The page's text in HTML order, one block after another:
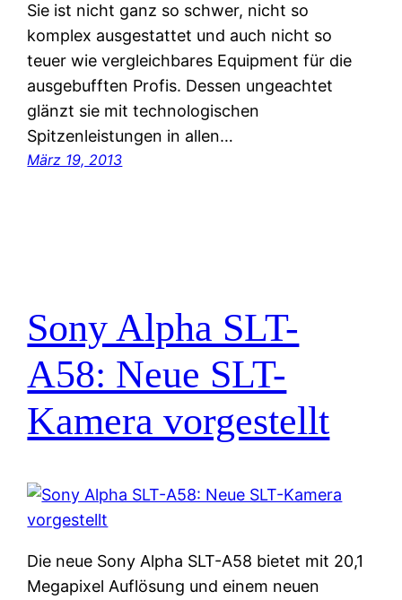
Sie ist nicht ganz so schwer, nicht so
komplex ausgestattet und auch nicht so
teuer wie vergleichbares Equipment für die
ausgebufften Profis. Dessen ungeachtet
glänzt sie mit technologischen
Spitzenleistungen in allen…
März 19, 2013
Sony Alpha SLT-
A58: Neue SLT-
Kamera vorgestellt
Die neue Sony Alpha SLT-A58 bietet mit 20,1
Megapixel Auflösung und einem neuen